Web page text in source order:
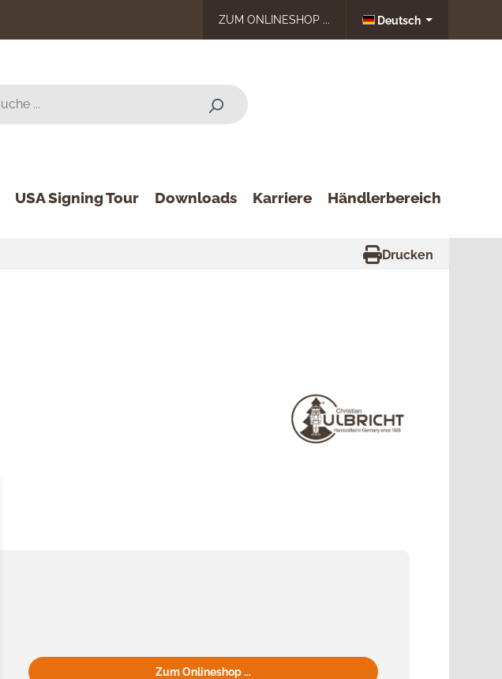
ZUM ONLINESHOP ... Deutsch
USA Signing Tour Downloads Karriere Händlerbereich
Drucken
Zum Onlineshop ...